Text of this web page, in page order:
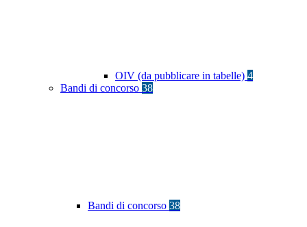
OIV (da pubblicare in tabelle) 4
Bandi di concorso 38
Bandi di concorso 38